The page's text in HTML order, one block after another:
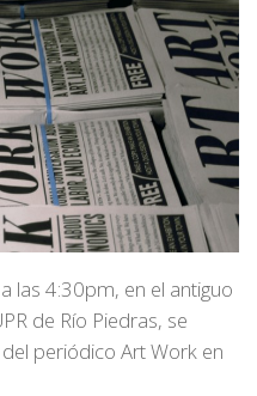
las 4:30pm, en el antiguo
de Río Piedras, se
periódico Art Work en